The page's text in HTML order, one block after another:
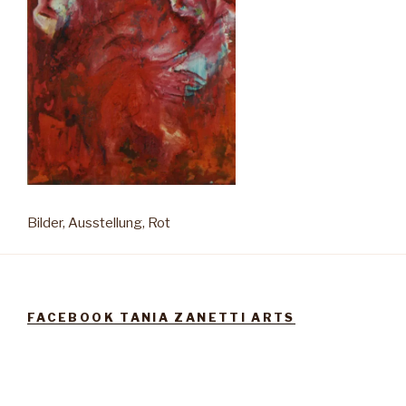
Bilder, Ausstellung, Rot
FACEBOOK TANIA ZANETTI ARTS